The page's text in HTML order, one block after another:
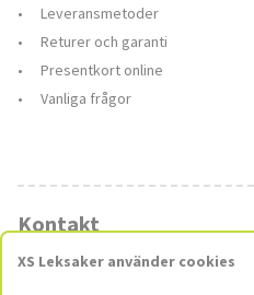
Leveransmetoder
Returer och garanti
Presentkort online
Vanliga frågor
Kontakt
Butiker
XS Leksaker använder cookies